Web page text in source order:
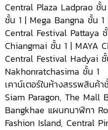
Central Plaza Ladprao ชั้
ชั้น 1 | Mega Bangna ชั้น 1
Central Festival Pattaya
Chiangmai ชั้น 1 | MAYA
Central Festival Hadyai
Nakhonratchasima ชั้น 1
เคาน์เตอร์ในห้างสรรพสินค้
Siam Paragon, The Mall
Bangkhae แผนกนาฬิกา
Fashion Island, Central